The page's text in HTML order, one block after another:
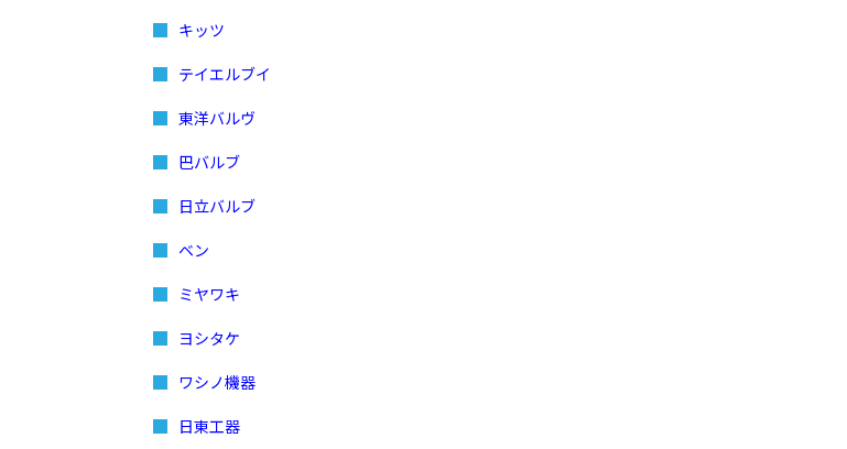
キッツ
テイエルブイ
東洋バルヴ
巴バルブ
日立バルブ
ベン
ミヤワキ
ヨシタケ
ワシノ機器
日東工器